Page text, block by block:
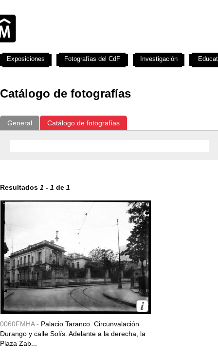
Catálogo de fotografías
General Catálogo de fotografías
Resultados 1 - 1 de 1
0060FMHA - Palacio Taranco. Circunvalación
Durango y calle Solís. Adelante a la derecha, la
Plaza Zab...
Exposiciones Fotografías del CdF Investigación